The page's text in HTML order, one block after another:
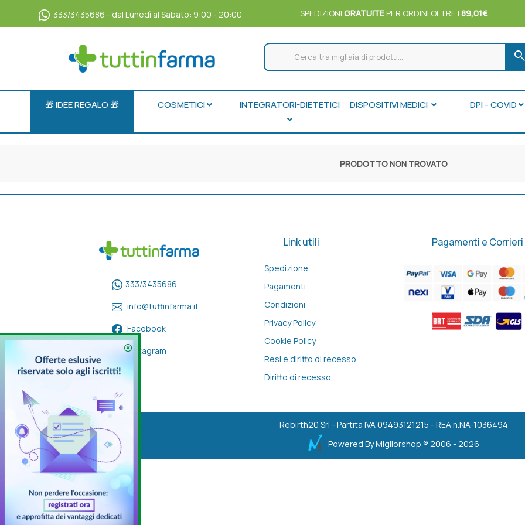
333/3435686 - dal Lunedì al Sabato: 9:00 - 20:00 SPEDIZIONI GRATUITEPER ORDINI OLTRE I 89,01€
search
🎁 IDEE REGALO 🎁 COSMETICI INTEGRATORI-DIETETICI DISPOSITIVI MEDICI DPI - COVID
PRODOTTO NON TROVATO
333/3435686
info@tuttinfarma.it
Facebook
Instagram
Link utili
Spedizione
Pagamenti
Condizioni
Privacy Policy
Cookie Policy
Resi e diritto di recesso
Diritto di recesso
Pagamenti e Corrieri
Rebirth20 Srl - Partita IVA 09493121215 - REA n.NA-1036494
Powered ByMigliorshop ® 2006 - 2026